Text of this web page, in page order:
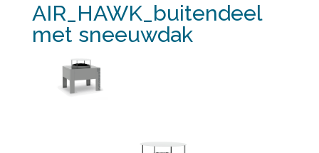
AIR_HAWK_buitendeel
met sneeuwdak